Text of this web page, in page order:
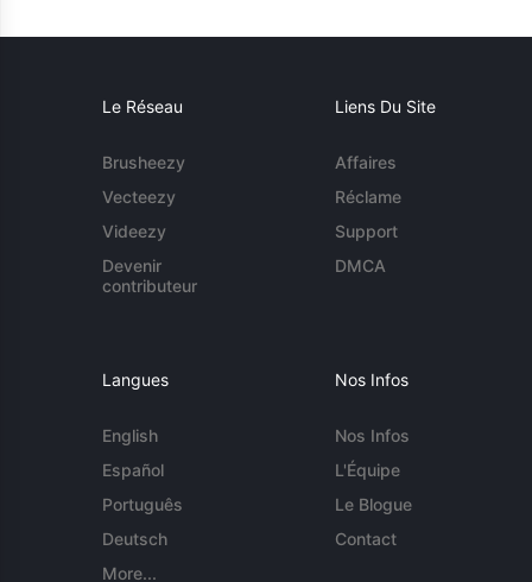
Le Réseau
Brusheezy
Vecteezy
Videezy
Devenir
contributeur
Liens Du Site
Affaires
Réclame
Support
DMCA
Langues
English
Español
Português
Deutsch
More...
Nos Infos
Nos Infos
L'Équipe
Le Blogue
Contact